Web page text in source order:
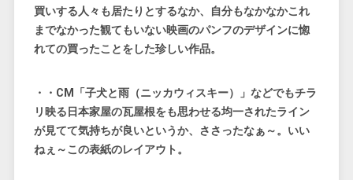
買いする人々も居たりとするなか、自分もなかなかこれ
までなかった観てもいない映画のパンフのデザインに惚
れての買ったことをした珍しい作品。
・・CM「子犬と雨（ニッカウィスキー）」などでもチラ
リ映る日本家屋の瓦屋根をも思わせる均一されたライン
が見てて気持ちが良いというか、ささったなぁ～。いい
ねぇ～この表紙のレイアウト。